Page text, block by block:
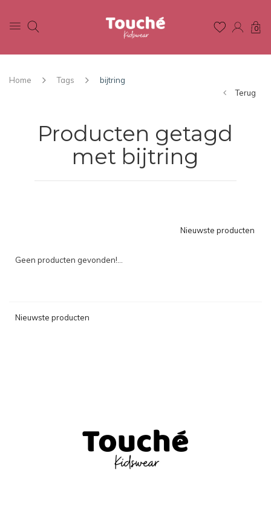
0
Home Tags
bijtring
Terug
Producten getagd
met bijtring
Nieuwste producten
Geen producten gevonden!...
Nieuwste producten